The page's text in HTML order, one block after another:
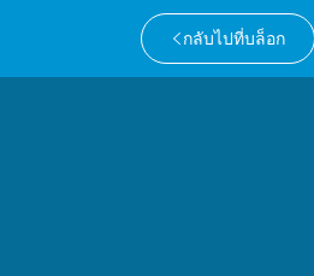
กลับไปที่บล็อก